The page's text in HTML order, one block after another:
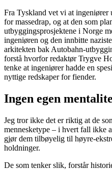
Fra Tyskland vet vi at ingeniører
for massedrap, og at den som
utbyggingsprosjektene i Norge
ingeniøren og den innbitte
arkitekten bak Autobahn-
forstå hvorfor redaktør Trygve
tenke at ingeniører hadde en
nyttige redskaper for fiender.
Ingen egen
Jeg tror ikke det er riktig at de
mennesketype – i hvert fall ikke
gjør dem tilbøyelig til høyre-
holdninger.
De som tenker slik, forstår